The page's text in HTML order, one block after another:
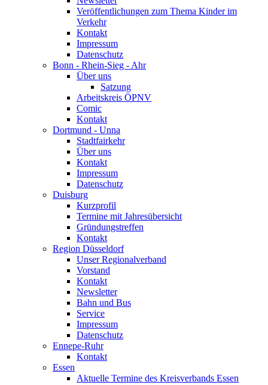
Veröffentlichungen zum Thema Kinder im
Verkehr
Kontakt
Impressum
Datenschutz
Bonn - Rhein-Sieg - Ahr
Über uns
Satzung
Arbeitskreis ÖPNV
Comic
Kontakt
Dortmund - Unna
Stadtfairkehr
Über uns
Kontakt
Impressum
Datenschutz
Duisburg
Kurzprofil
Termine mit Jahresübersicht
Gründungstreffen
Kontakt
Region Düsseldorf
Unser Regionalverband
Vorstand
Kontakt
Newsletter
Bahn und Bus
Service
Impressum
Datenschutz
Ennepe-Ruhr
Kontakt
Essen
Aktuelle Termine des Kreisverbands Essen